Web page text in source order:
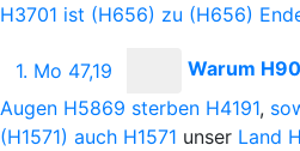
H3701 ist (H656) zu (H656)
1. Mo 47,19 Warum
Augen H5869 sterben H4191,
(H1571) auch H1571 unser Land